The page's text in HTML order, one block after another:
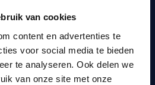
van cookies
content en advertenties te
voor social media te bieden
te analyseren. Ook delen we
van onze site met onze
Onze expertise omvat
3D-scanners
hulpmiddelen die
om de orthopedische